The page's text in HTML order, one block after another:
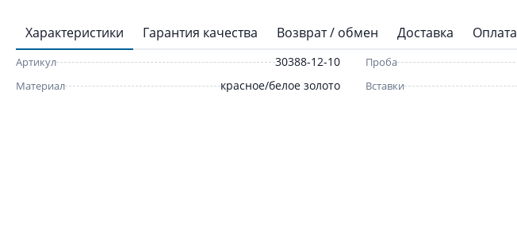
Характеристики Гарантия качества Возврат / обмен Доставка Оплата
Артикул 30388-12-10
Материал красное/белое золото
Проба
Вставки